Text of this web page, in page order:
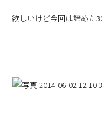
欲しいけど今回は諦めた